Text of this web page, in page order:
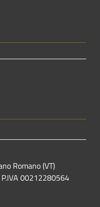
Romano (VT)
P.IVA 00212280564